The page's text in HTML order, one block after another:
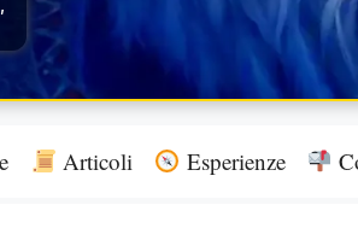
Articoli Esperienze